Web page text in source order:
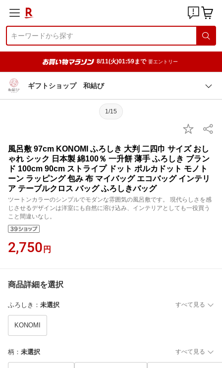
8/11(火)01:59まで 要エントリー
ギフトショップ 和結び
1/15
風呂敷 97cm KONOMI ふろしき 大判 二四巾 サイズ おし
ゃれ シック 日本製 綿100％ 一升餅 薄手 ふろしき ブラン
ド 100cm 90cm ストライプ ドット ポルカドット モノト
ーン ラッピング 包み 布 マイバッグ エコバッグ インテリ
ア テーブルクロス バッグ ふろしきバッグ
ツートンカラーのシンプルでモダンな雰囲気の風呂敷です。 現代らしさを感
じさせるデザインは洋室にも自然に溶け込み、インテリアとしても一役買う
こと間違いなし。
2,750 円
商品詳細を選択
ふろしき ： 未選択 すべて見る
KONOMI
柄 ： 未選択 すべて見る